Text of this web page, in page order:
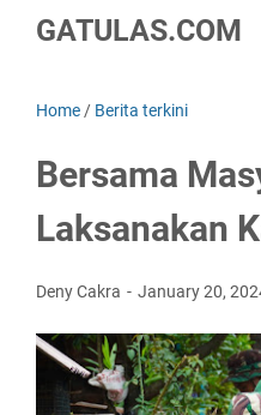
GATULAS.COM
Home / Berita terkini
Bersama
Laksanakan
Deny Cakra January 20,